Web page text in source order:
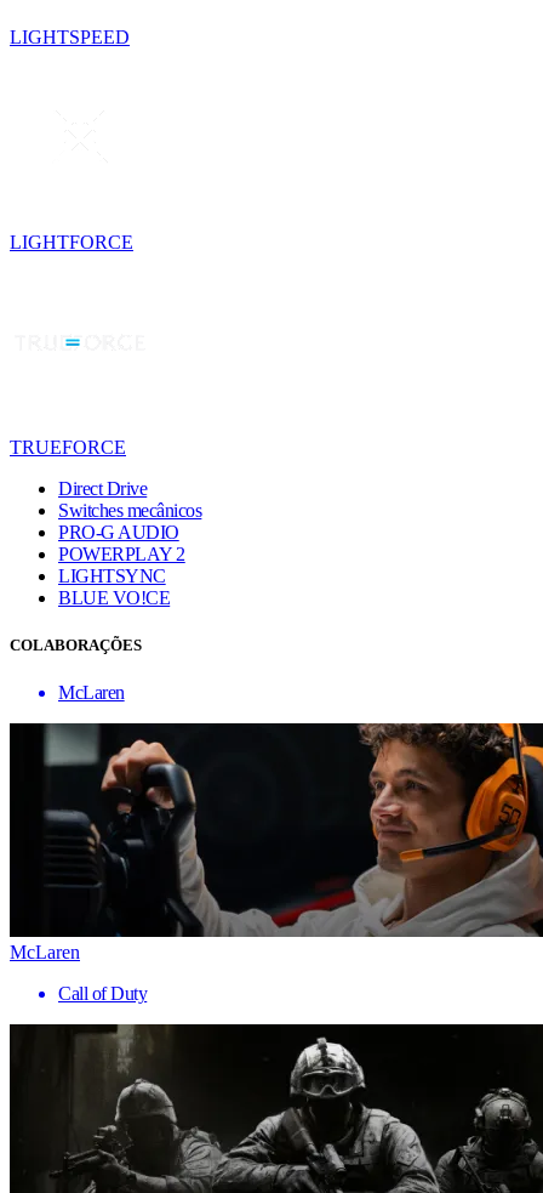
LIGHTSPEED
LIGHTFORCE
TRUEFORCE
Direct Drive
Switches mecânicos
PRO-G AUDIO
POWERPLAY 2
LIGHTSYNC
BLUE VO!CE
COLABORAÇÕES
McLaren
McLaren
Call of Duty